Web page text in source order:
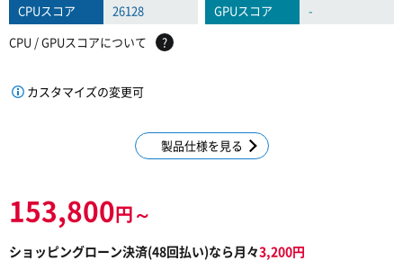
CPUスコア 26128 GPUスコア
-
CPU / GPUスコアについて
?
カスタマイズの変更可
製品仕様を見る
153,800円～
ショッピングローン決済(48回払い)なら月々3,200円